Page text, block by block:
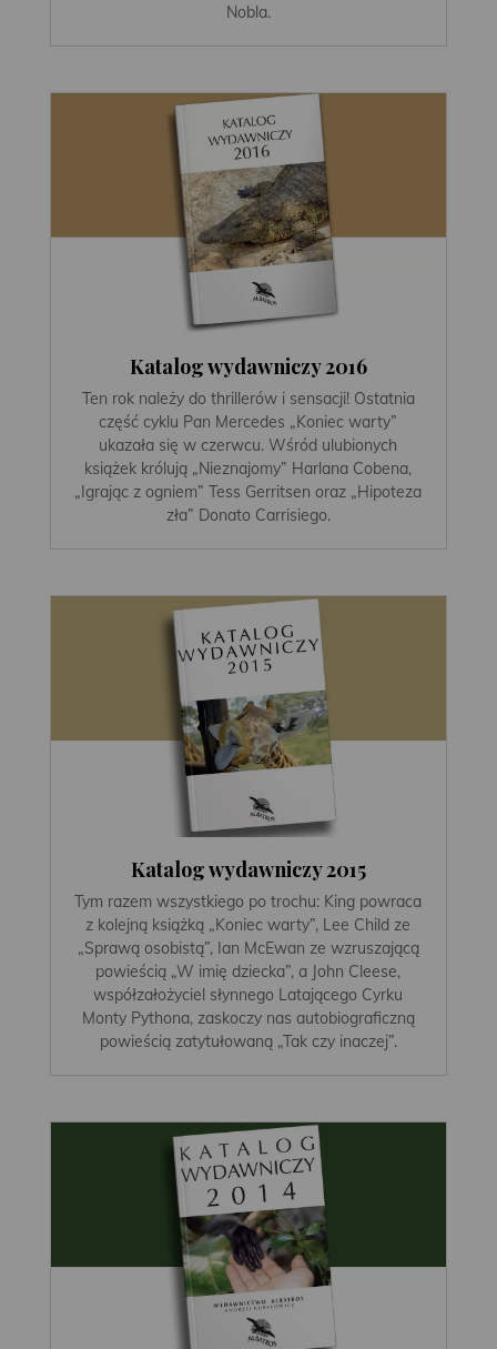
Nobla.
Katalog wydawniczy 2016
Ten rok należy do thrillerów i sensacji! Ostatnia
część cyklu Pan Mercedes „Koniec warty”
ukazała się w czerwcu. Wśród ulubionych
książek królują „Nieznajomy” Harlana Cobena,
„Igrając z ogniem” Tess Gerritsen oraz „Hipoteza
zła” Donato Carrisiego.
Katalog wydawniczy 2015
Tym razem wszystkiego po trochu: King powraca
z kolejną książką „Koniec warty”, Lee Child ze
„Sprawą osobistą”, Ian McEwan ze wzruszającą
powieścią „W imię dziecka”, a John Cleese,
współzałożyciel słynnego Latającego Cyrku
Monty Pythona, zaskoczy nas autobiograficzną
powieścią zatytułowaną „Tak czy inaczej”.